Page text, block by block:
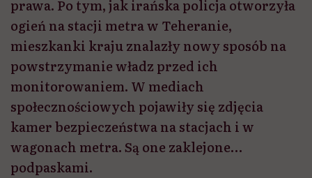
prawa. Po tym, jak irańska policja otworzyła
ogień na stacji metra w Teheranie,
mieszkanki kraju znalazły nowy sposób na
powstrzymanie władz przed ich
monitorowaniem. W mediach
społecznościowych pojawiły się zdjęcia
kamer bezpieczeństwa na stacjach i w
wagonach metra. Są one zaklejone…
podpaskami.